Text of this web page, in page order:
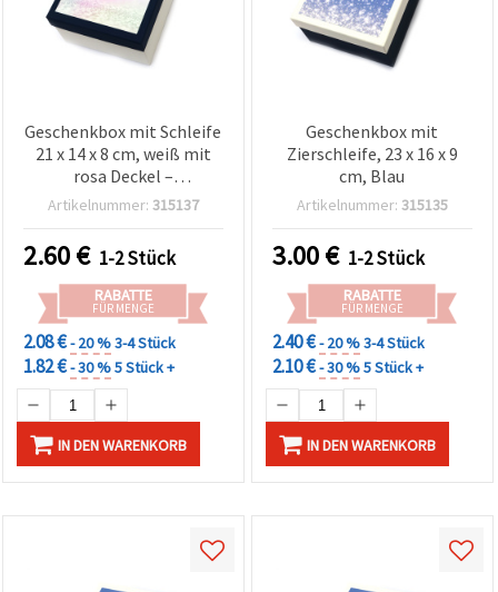
Geschenkbox mit Schleife
21 x 14 x 8 cm, weiß mit
rosa Deckel –
Bastelbedarf & DIY
Artikelnummer: 315137
2.60€ 1-2 Stück
RABATTE
FÜR MENGE
2.08 €- 20 %3-4 Stück
1.82 €- 30 %5 Stück +
IN DEN WARENKORB
Geschenkbox mit
Zierschleife, 23 x 16 x 9
cm, Blau
Artikelnummer: 315135
3.00€ 1-2 Stück
RABATTE
FÜR MENGE
2.40 €- 20 %3-4 Stück
2.10 €- 30 %5 Stück +
IN DEN WARENKORB